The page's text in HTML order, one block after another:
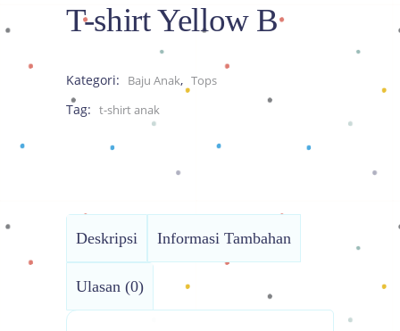
T-shirt Yellow B
Kategori: Baju Anak, Tops
Tag: t-shirt anak
Deskripsi Informasi Tambahan
Ulasan (0)